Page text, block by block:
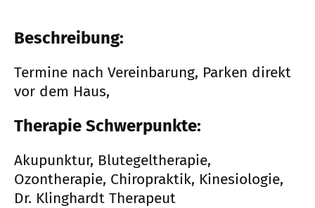
Beschreibung:
Termine nach Vereinbarung, Parken direkt
vor dem Haus,
Therapie Schwerpunkte:
Akupunktur, Blutegeltherapie,
Ozontherapie, Chiropraktik, Kinesiologie,
Dr. Klinghardt Therapeut